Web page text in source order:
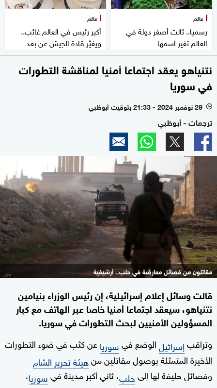
عالم
رسميا.. ثالث أصغر دولة في
العالم تغير اسمها
عالم
أكبر رئيس في العالم غائب..
ويغيّر قادة الجيش عن بعد
نتنياهو يعقد اجتماعا أمنيا لمناقشة التطورات
في سوريا
l 29 نوفمبر 2024 - 21:33 بتوقيت أبوظبي
ترجمات - أبوظبي
مقاتلون من فصائل معارضة في حلب.. أرشيفية
قالت وسائل إعلام إسرائيلية، إن رئيس الوزراء بنيامين
نتنياهو، سيعقد اجتماعا أمنيا خاصا عبر الهاتف مع كبار
المسؤولين الأمنيين لبحث التطورات في سوريا.
وتراقبإسرائيلالوضع فيسوريا عن كثب في ضوء التطورات
الأخيرة المتمثلة بوصول مقاتلين منهيئة تحرير الشام
وفصائل حليفة لها إلىحلب، ثاني أكبر مدينة فيسوريا،